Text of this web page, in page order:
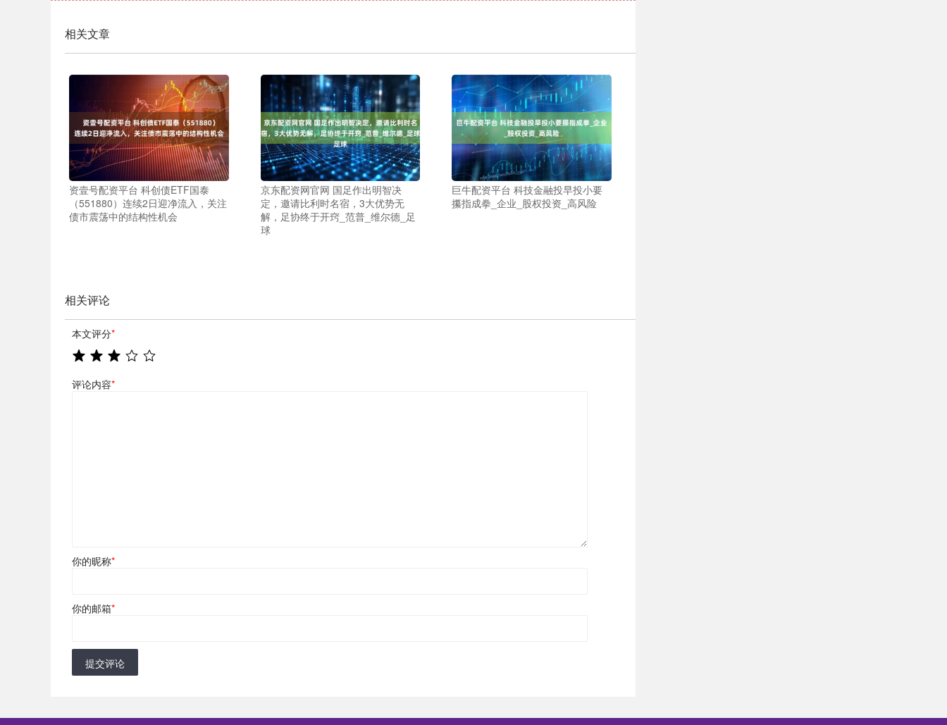
相关文章
资壹号配资平台 科创债ETF国泰
（551880）连续2日迎净流入，关注
债市震荡中的结构性机会
京东配资网官网 国足作出明智决
定，邀请比利时名宿，3大优势无
解，足协终于开窍_范普_维尔德_足
球
巨牛配资平台 科技金融投早投小要
攥指成拳_企业_股权投资_高风险
相关评论
本文评分*
评论内容*
你的昵称*
你的邮箱*
提交评论